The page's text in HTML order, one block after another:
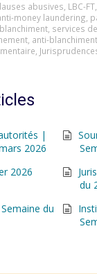
abusives LBC-FT
money laundering
services
anti-blanchiment
|
2026
2026
du
du